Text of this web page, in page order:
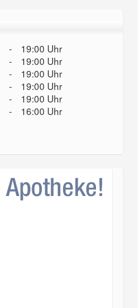
-
19:00 Uhr
-
19:00 Uhr
-
19:00 Uhr
-
19:00 Uhr
-
19:00 Uhr
- 16:00 Uhr